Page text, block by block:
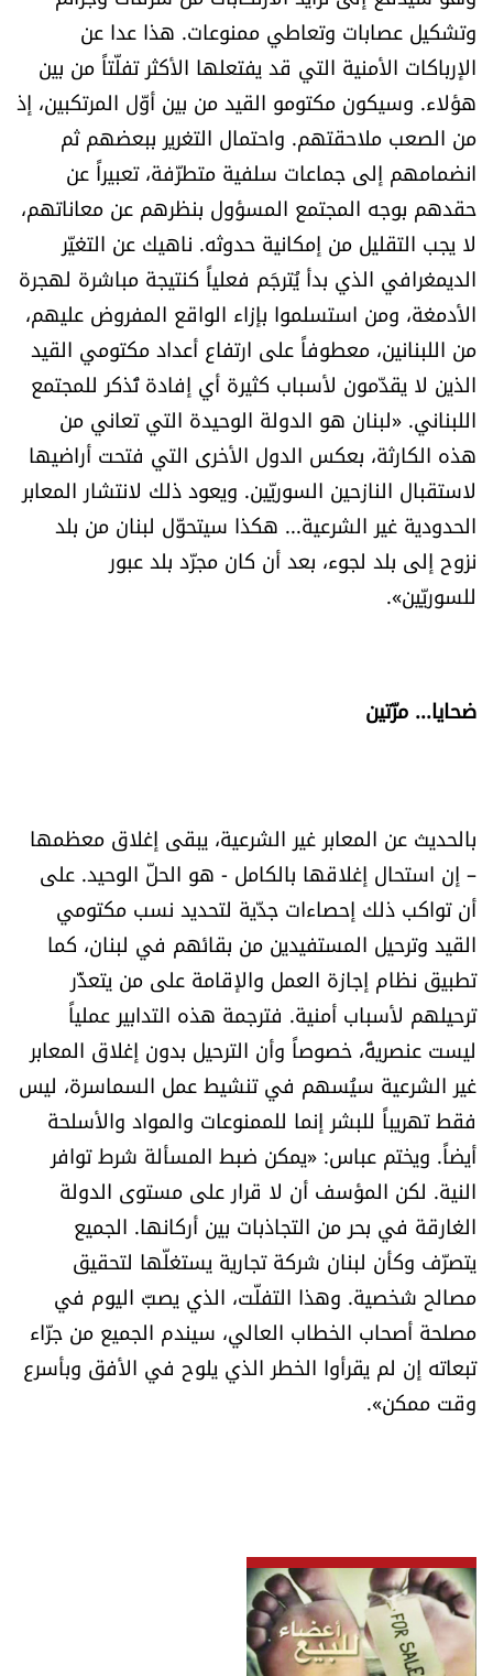
وتشكيل عصابات وتعاطي ممنوعات. هذا عدا عن
الإرباكات الأمنية التي قد يفتعلها الأكثر تفلّتاً من بين
هؤلاء. وسيكون مكتومو القيد من بين أوّل المرتكبين، إذ
من الصعب ملاحقتهم. واحتمال التغرير ببعضهم ثم
انضمامهم إلى جماعات سلفية متطرّفة، تعبيراً عن
حقدهم بوجه المجتمع المسؤول بنظرهم عن معاناتهم،
لا يجب التقليل من إمكانية حدوثه. ناهيك عن التغيّر
الديمغرافي الذي بدأ يُترجَم فعلياً كنتيجة مباشرة لهجرة
الأدمغة، ومن استسلموا بإزاء الواقع المفروض عليهم،
من اللبنانين، معطوفاً على ارتفاع أعداد مكتومي القيد
الذين لا يقدّمون لأسباب كثيرة أي إفادة تُذكر للمجتمع
اللبناني. «لبنان هو الدولة الوحيدة التي تعاني من
هذه الكارثة، بعكس الدول الأخرى التي فتحت أراضيها
لاستقبال النازحين السوريّين. ويعود ذلك لانتشار المعابر
الحدودية غير الشرعية... هكذا سيتحوّل لبنان من بلد
نزوح إلى بلد لجوء، بعد أن كان مجرّد بلد عبور
للسوريّين».
ضحايا... مرّتين
بالحديث عن المعابر غير الشرعية، يبقى إغلاق معظمها
– إن استحال إغلاقها بالكامل - هو الحلّ الوحيد. على
أن تواكب ذلك إحصاءات جدّية لتحديد نسب مكتومي
القيد وترحيل المستفيدين من بقائهم في لبنان، كما
تطبيق نظام إجازة العمل والإقامة على من يتعذّر
ترحيلهم لأسباب أمنية. فترجمة هذه التدابير عملياً
ليست عنصريةً، خصوصاً وأن الترحيل بدون إغلاق المعابر
غير الشرعية سيُسهم في تنشيط عمل السماسرة، ليس
فقط تهريباً للبشر إنما للممنوعات والمواد والأسلحة
أيضاً. ويختم عباس: «يمكن ضبط المسألة شرط توافر
النية. لكن المؤسف أن لا قرار على مستوى الدولة
الغارقة في بحر من التجاذبات بين أركانها. الجميع
يتصرّف وكأن لبنان شركة تجارية يستغلّها لتحقيق
مصالح شخصية. وهذا التفلّت، الذي يصبّ اليوم في
مصلحة أصحاب الخطاب العالي، سيندم الجميع من جرّاء
تبعاته إن لم يقرأوا الخطر الذي يلوح في الأفق وبأسرع
وقت ممكن».